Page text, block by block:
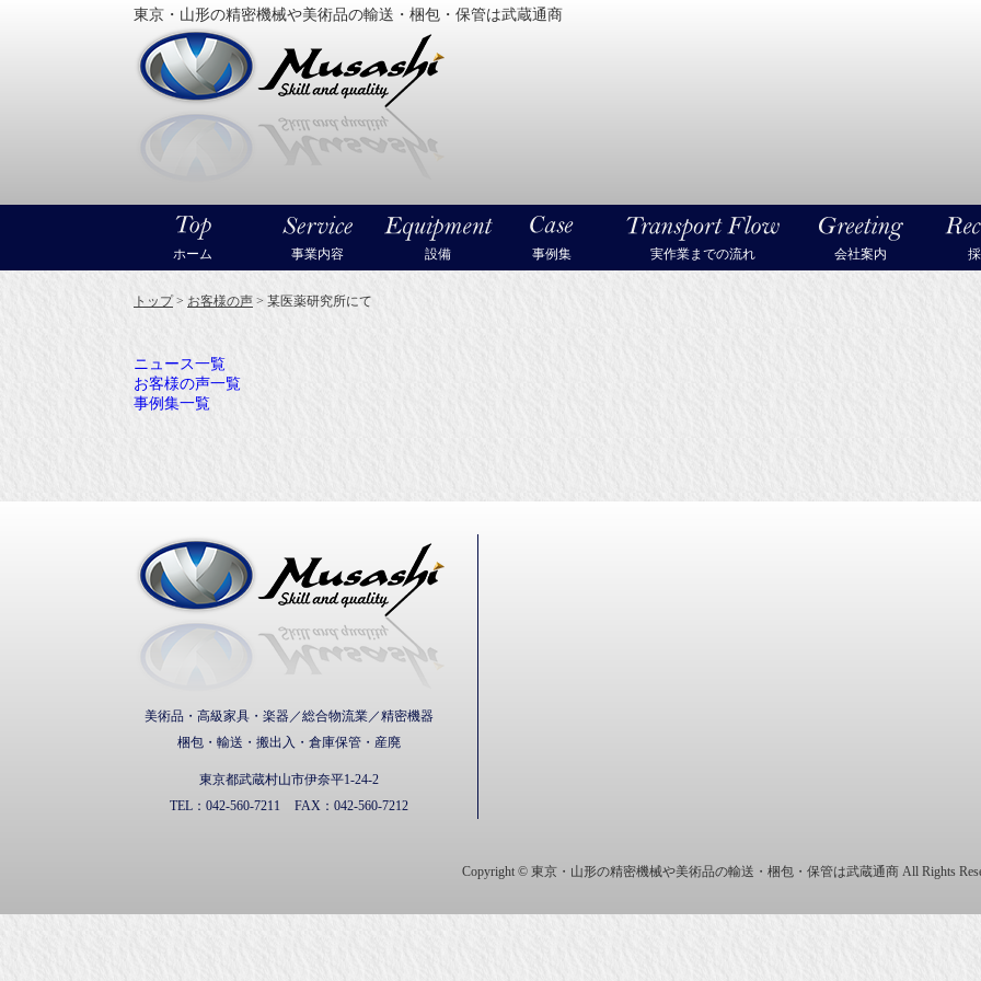
東京・山形の精密機械や美術品の輸送・梱包・保管は武蔵通商
ホーム 事業内容 設備 事例集 実作業までの流れ 会社案内
トップ> お客様の声 > 某医薬研究所にて
ニュース一覧
お客様の声一覧
事例集一覧
美術品・高級家具・楽器／総合物流業／精密機器
梱包・輸送・搬出入・倉庫保管・産廃
東京都武蔵村山市伊奈平1-24-2
TEL： 042-560-7211 FAX： 042-560-7212
Copyright © 東京・山形の精密機械や美術品の輸送・梱包・保管は武蔵通商 All Rights